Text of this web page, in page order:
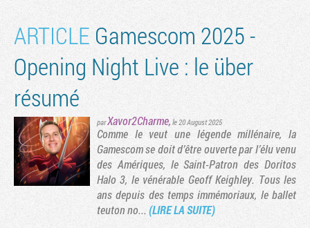
ARTICLE Gamescom 2025 -
Opening Night Live : le über
résumé
parXavor2Charme, le 20 August 2025
Comme le veut une légende millénaire, la
Gamescom se doit d’être ouverte par l’élu venu
des Amériques, le Saint-Patron des Doritos
Halo 3, le vénérable Geoff Keighley. Tous les
ans depuis des temps immémoriaux, le ballet
teuton no... (LIRE LA SUITE)
Tribune